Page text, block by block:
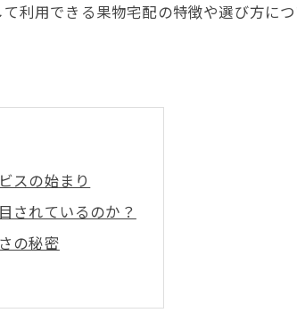
利用できる果物宅配の特徴や選び方につ
スの始まり
されているのか？
の秘密
メリットとは
と活用法